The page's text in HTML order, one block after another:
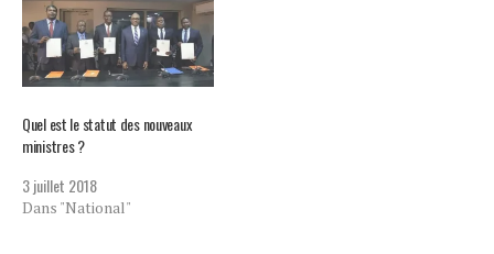
Quel est le statut des nouveaux
ministres ?
3 juillet 2018
Dans "National"